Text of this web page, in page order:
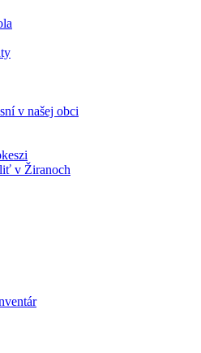
v našej obci
v Žiranoch